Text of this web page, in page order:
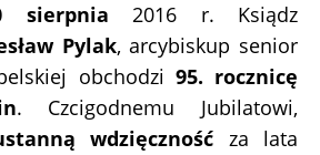
sierpnia 2016 r. Ksiądz
Pylak, arcybiskup senior
obchodzi 95. rocznicę
. Czcigodnemu Jubilatowi,
wdzięczność za lata